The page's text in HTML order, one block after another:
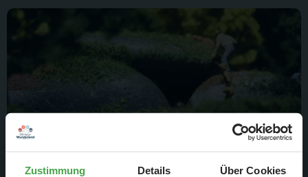
Zustimmung Details Über Cookies